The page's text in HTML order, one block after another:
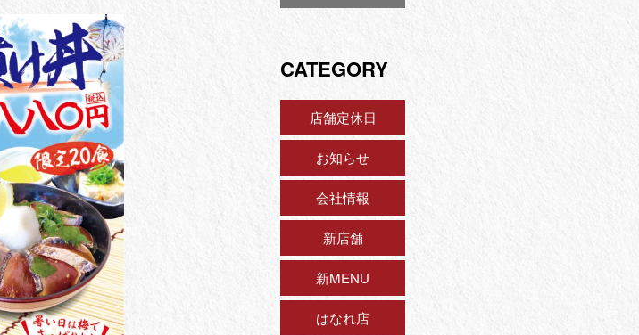
CATEGORY
店舗定休日
お知らせ
会社情報
新店舗
新MENU
はなれ店